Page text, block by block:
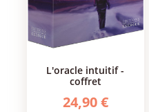
l'oracle intuitif -
coffret
24,90 €